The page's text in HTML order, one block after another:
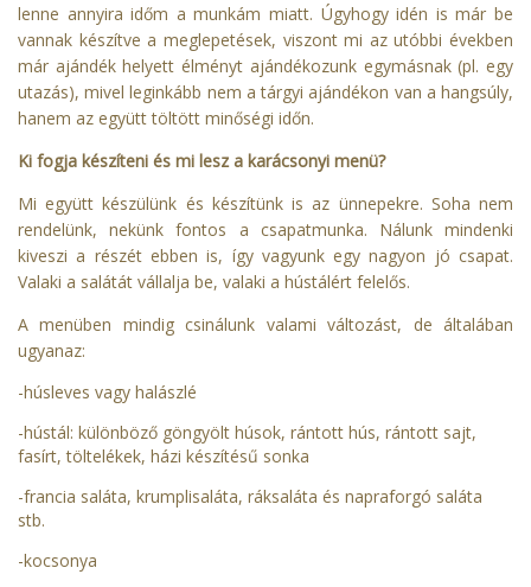
lenne annyira időm a munkám miatt. Úgyhogy idén is már be
vannak készítve a meglepetések, viszont mi az utóbbi években
már ajándék helyett élményt ajándékozunk egymásnak (pl. egy
utazás), mivel leginkább nem a tárgyi ajándékon van a hangsúly,
hanem az együtt töltött minőségi időn.
Ki fogja készíteni és mi lesz a karácsonyi menü?
Mi együtt készülünk és készítünk is az ünnepekre. Soha nem
rendelünk, nekünk fontos a csapatmunka. Nálunk mindenki
kiveszi a részét ebben is, így vagyunk egy nagyon jó csapat.
Valaki a salátát vállalja be, valaki a hústálért felelős.
A menüben mindig csinálunk valami változást, de általában
ugyanaz:
-húsleves vagy halászlé
-hústál: különböző göngyölt húsok, rántott hús, rántott sajt,
fasírt, töltelékek, házi készítésű sonka
-francia saláta, krumplisaláta, ráksaláta és napraforgó saláta
stb.
-kocsonya